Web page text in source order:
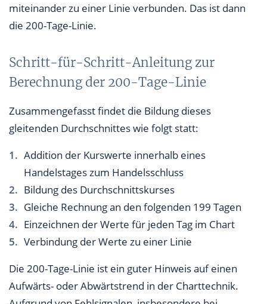
miteinander zu einer Linie verbunden. Das ist dann
die 200-Tage-Linie.
Schritt-für-Schritt-Anleitung zur
Berechnung der 200-Tage-Linie
Zusammengefasst findet die Bildung dieses
gleitenden Durchschnittes wie folgt statt:
Addition der Kurswerte innerhalb eines
Handelstages zum Handelsschluss
Bildung des Durchschnittskurses
Gleiche Rechnung an den folgenden 199 Tagen
Einzeichnen der Werte für jeden Tag im Chart
Verbindung der Werte zu einer Linie
Die 200-Tage-Linie ist ein guter Hinweis auf einen
Aufwärts- oder Abwärtstrend in der Charttechnik.